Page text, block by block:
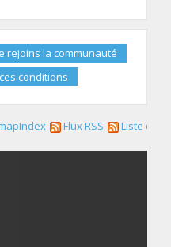
Flux RSS Liste des